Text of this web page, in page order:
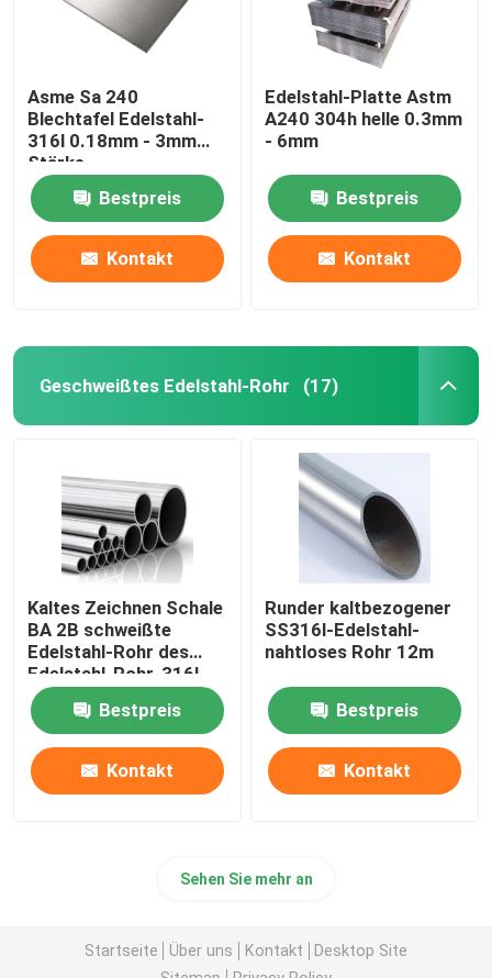
Asme Sa 240
Blechtafel Edelstahl-
316l 0.18mm - 3mm
Stärke
Bestpreis
Kontakt
Edelstahl-Platte Astm
A240 304h helle 0.3mm
- 6mm
Bestpreis
Kontakt
Geschweißtes Edelstahl-Rohr (17)
Kaltes Zeichnen Schale
BA 2B schweißte
Edelstahl-Rohr des
Edelstahl-Rohr-316l
Bestpreis
Kontakt
Runder kaltbezogener
SS316l-Edelstahl-
nahtloses Rohr 12m
Bestpreis
Kontakt
Sehen Sie mehr an
Startseite Über uns Kontakt
Desktop Site